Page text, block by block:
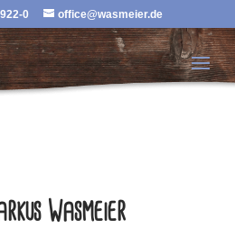
0 office@wasmeier.de
Wasmeier